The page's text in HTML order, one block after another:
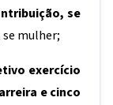
se
mulher;
exercício
e cinco